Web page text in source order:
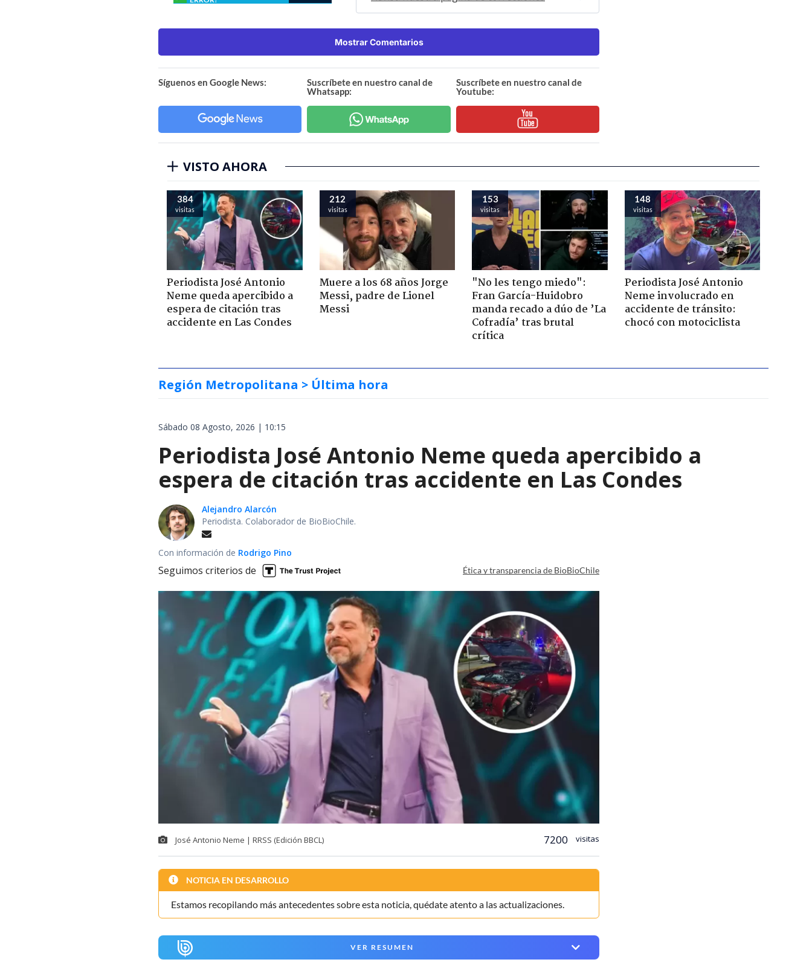
Mostrar Comentarios
Síguenos en Google News:
Suscríbete en nuestro canal de
Whatsapp:
Suscríbete en nuestro canal de
Youtube:
VISTO AHORA
384
visitas
Periodista José Antonio
Neme queda apercibido a
espera de citación tras
accidente en Las Condes
212
visitas
Muere a los 68 años Jorge
Messi, padre de Lionel
Messi
153
visitas
"No les tengo miedo":
Fran García-Huidobro
manda recado a dúo de ’La
Cofradía’ tras brutal
crítica
148
visitas
Periodista José Antonio
Neme involucrado en
accidente de tránsito:
chocó con motociclista
Región Metropolitana > Última hora
Sábado 08 Agosto, 2026 | 10:15
Periodista José Antonio Neme queda apercibido a
espera de citación tras accidente en Las Condes
Alejandro Alarcón
Periodista. Colaborador de BioBioChile.
Con información de Rodrigo Pino
Seguimos criterios de Ética y transparencia de BioBioChile
José Antonio Neme | RRSS (Edición BBCL) 7200 visitas
NOTICIA EN DESARROLLO
Estamos recopilando más antecedentes sobre esta noticia, quédate atento a las actualizaciones.
VER RESUMEN